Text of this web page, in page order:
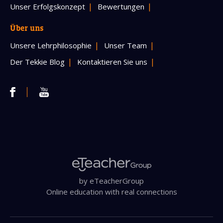
Unser Erfolgskonzept Bewertungen
Über uns
Unsere Lehrphilosophie
Unser Team
Der Tekkie Blog
Kontaktieren Sie uns
by eTeacherGroup
Online education with real connections